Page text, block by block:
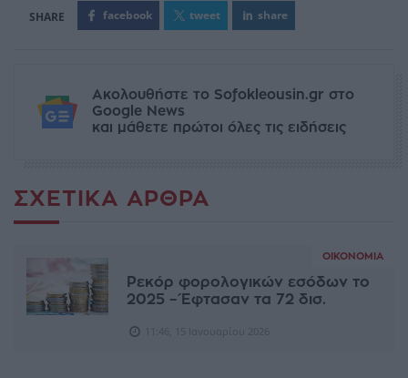
facebook tweet share
Ακολουθήστε το Sofokleousin.gr στο
Google News
και μάθετε πρώτοι όλες τις ειδήσεις
ΣΧΕΤΙΚΆ ΆΡΘΡΑ
ΟΙΚΟΝΟΜΊΑ
Ρεκόρ φορολογικών εσόδων το
2025 – Έφτασαν τα 72 δισ.